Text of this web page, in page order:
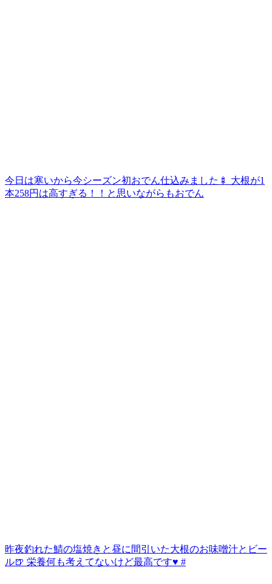
今日は寒いから今シーズン初おでん仕込みました🍢 大根が1
本258円は高すぎる！！と思いながらもおでん
昨夜釣れた鯖の塩焼きと昼に間引いた大根のお味噌汁とビー
ル🍺 栄養何も考えてないけど最高です♥️ #